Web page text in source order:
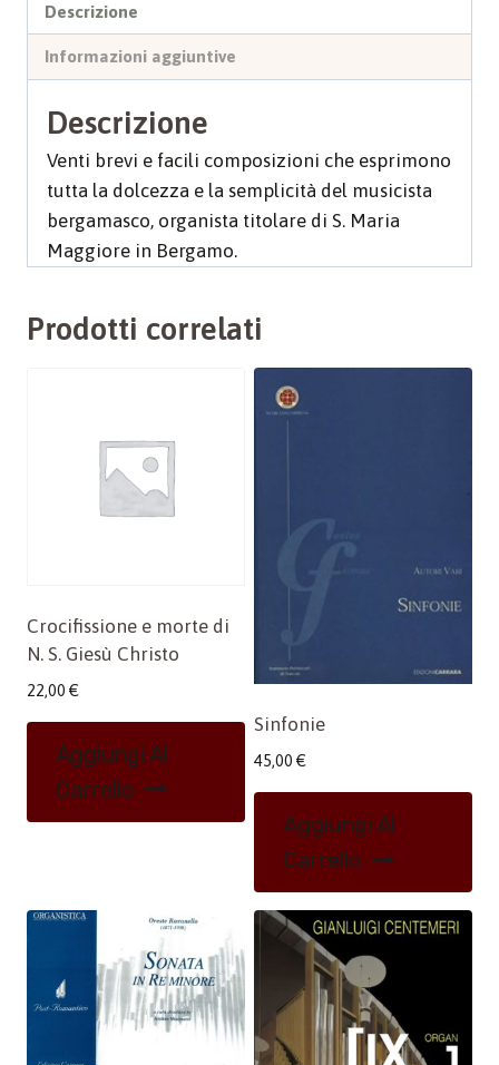
Descrizione
Informazioni aggiuntive
Descrizione
Venti brevi e facili composizioni che esprimono
tutta la dolcezza e la semplicità del musicista
bergamasco, organista titolare di S. Maria
Maggiore in Bergamo.
Prodotti correlati
Crocifissione e morte di
N. S. Giesù Christo
22,00 €
Aggiungi Al
Carrello
Sinfonie
45,00 €
Aggiungi Al
Carrello